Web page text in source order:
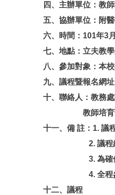
四、主辦單位：教
五、協辦單位：附
六、時間：101年3
七、地點：立夫教
八、參加對象：本
九、議程暨報名網址
十、聯絡人：教
教師培育暨發
十一、備 註：1. 議
2. 議程
3. 為確
4. 全程
十二、議程